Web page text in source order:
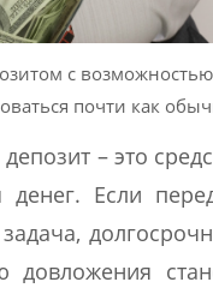
с
почти как
– это
денег. Если
довложения